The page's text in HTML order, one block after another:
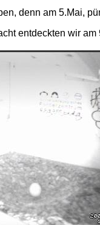
denn am 5.Mai,
entdeckten wir